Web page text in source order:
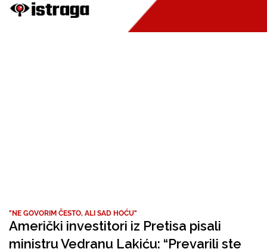
"NE GOVORIM ČESTO, ALI SAD HOĆU"
Američki investitori iz Pretisa pisali
ministru Vedranu Lakiću: “Prevarili ste